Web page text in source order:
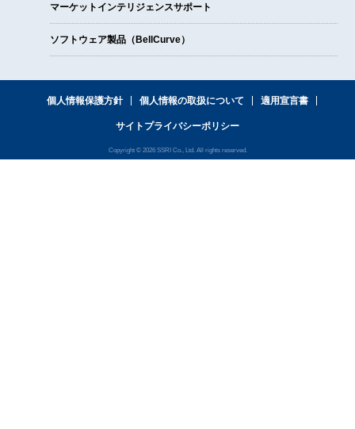
マーケットインテリジェンスサポート
ソフトウェア製品（BellCurve）
個人情報保護方針 個人情報の取扱について 適用宣言書
サイトプライバシーポリシー
Copyright © 2026 SSRI Co., Ltd. All rights reserved.